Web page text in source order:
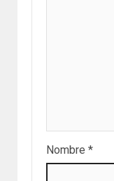
Nombre *